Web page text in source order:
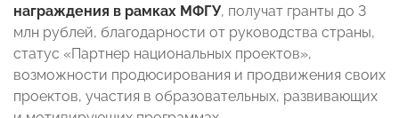
награждения в рамках МФГУ, получат гранты до 3
млн рублей, благодарности от руководства страны,
статус «Партнер национальных проектов»,
возможности продюсирования и продвижения своих
проектов, участия в образовательных, развивающих